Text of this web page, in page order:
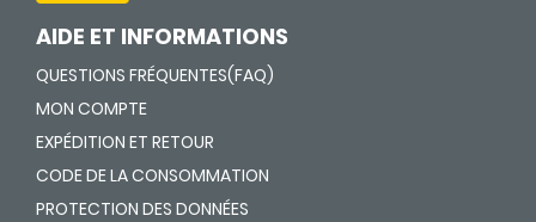
AIDE ET INFORMATIONS
QUESTIONS FRÉQUENTES(FAQ)
MON COMPTE
EXPÉDITION ET RETOUR
CODE DE LA CONSOMMATION
PROTECTION DES DONNÉES